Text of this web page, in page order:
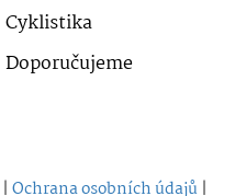
Cyklistika
Doporučujeme
| Ochrana osobních údajů |